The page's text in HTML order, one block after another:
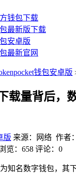
钱包下载
最新版下载
安卓版
最新官网
钱包安卓版
载量背后，
版 来源：网络 作者
览：658 评论：0
为知名数字钱包，其